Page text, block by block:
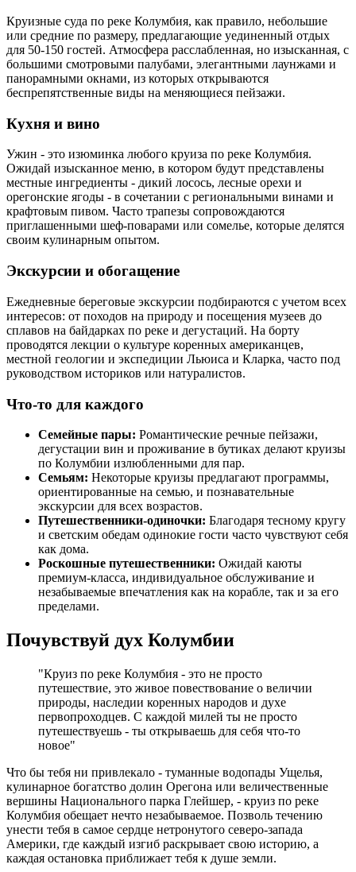
Круизные суда по реке Колумбия, как правило, небольшие
или средние по размеру, предлагающие уединенный отдых
для 50-150 гостей. Атмосфера расслабленная, но изысканная, с
большими смотровыми палубами, элегантными лаунжами и
панорамными окнами, из которых открываются
беспрепятственные виды на меняющиеся пейзажи.
Кухня и вино
Ужин - это изюминка любого круиза по реке Колумбия.
Ожидай изысканное меню, в котором будут представлены
местные ингредиенты - дикий лосось, лесные орехи и
орегонские ягоды - в сочетании с региональными винами и
крафтовым пивом. Часто трапезы сопровождаются
приглашенными шеф-поварами или сомелье, которые делятся
своим кулинарным опытом.
Экскурсии и обогащение
Ежедневные береговые экскурсии подбираются с учетом всех
интересов: от походов на природу и посещения музеев до
сплавов на байдарках по реке и дегустаций. На борту
проводятся лекции о культуре коренных американцев,
местной геологии и экспедиции Льюиса и Кларка, часто под
руководством историков или натуралистов.
Что-то для каждого
Семейные пары: Романтические речные пейзажи,
дегустации вин и проживание в бутиках делают круизы
по Колумбии излюбленными для пар.
Семьям: Некоторые круизы предлагают программы,
ориентированные на семью, и познавательные
экскурсии для всех возрастов.
Путешественники-одиночки: Благодаря тесному кругу
и светским обедам одинокие гости часто чувствуют себя
как дома.
Роскошные путешественники: Ожидай каюты
премиум-класса, индивидуальное обслуживание и
незабываемые впечатления как на корабле, так и за его
пределами.
Почувствуй дух Колумбии
"Круиз по реке Колумбия - это не просто
путешествие, это живое повествование о величии
природы, наследии коренных народов и духе
первопроходцев. С каждой милей ты не просто
путешествуешь - ты открываешь для себя что-то
новое"
Что бы тебя ни привлекало - туманные водопады Ущелья,
кулинарное богатство долин Орегона или величественные
вершины Национального парка Глейшер, - круиз по реке
Колумбия обещает нечто незабываемое. Позволь течению
унести тебя в самое сердце нетронутого северо-запада
Америки, где каждый изгиб раскрывает свою историю, а
каждая остановка приближает тебя к душе земли.